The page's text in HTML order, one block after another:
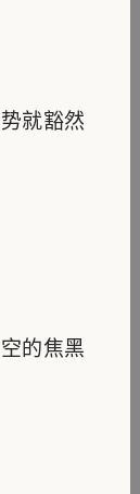
就豁然
的焦黑